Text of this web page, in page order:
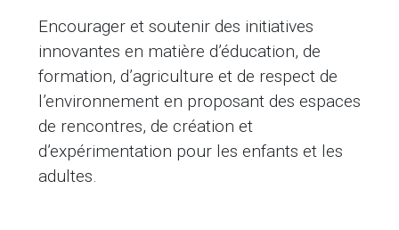
Encourager et soutenir des initiatives
innovantes en matière d’éducation, de
formation, d’agriculture et de respect de
l’environnement en proposant des espaces
de rencontres, de création et
d’expérimentation pour les enfants et les
adultes.